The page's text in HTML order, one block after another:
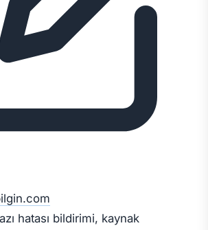
hatası bildirimi, kaynak